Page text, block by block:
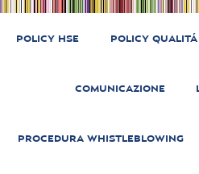
POLICY HSE POLICY QUALITÁ
COMUNICAZIONE
PROCEDURA WHISTLEBLOWING